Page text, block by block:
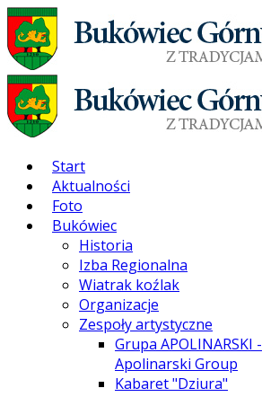
Start
Aktualności
Foto
Bukówiec
Historia
Izba Regionalna
Wiatrak koźlak
Organizacje
Zespoły artystyczne
Grupa APOLINARSKI -
Apolinarski Group
Kabaret "Dziura"